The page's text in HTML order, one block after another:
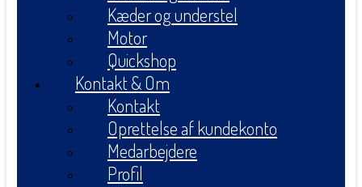
Kæder og understel
Motor
Quickshop
Kontakt & Om
Kontakt
Oprettelse af kundekonto
Medarbejdere
Profil